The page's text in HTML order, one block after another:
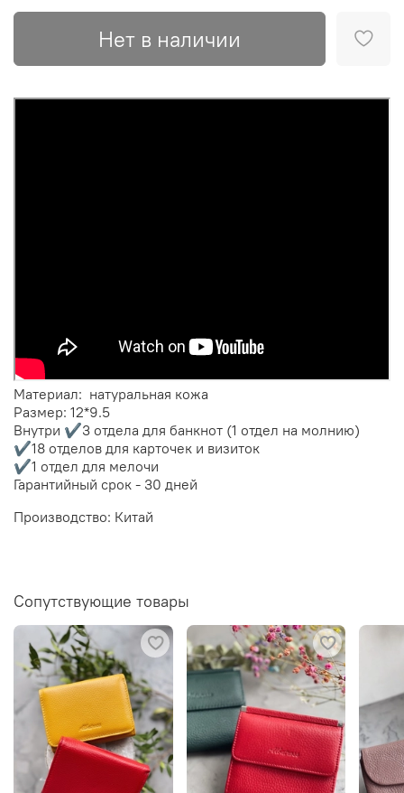
Нет в наличии
Материал: натуральная кожа
Размер: 12*9.5
Внутри ✔️3 отдела для банкнот (1 отдел на молнию)
✔️18 отделов для карточек и визиток
✔️1 отдел для мелочи
Гарантийный срок - 30 дней
Производство: Китай
Сопутствующие товары